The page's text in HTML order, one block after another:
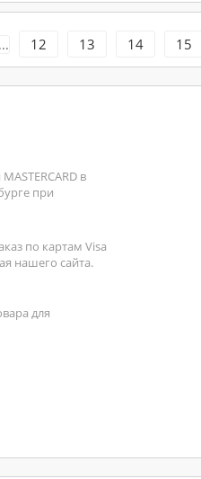
... 12 13 14 15
в
при
по картам Visa
нашего сайта.
для